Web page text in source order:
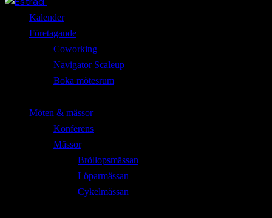
Kalender
Företagande
Coworking
Navigator Scaleup
Boka mötesrum
Möten & mässor
Konferens
Mässor
Bröllopsmässan
Löparmässan
Cykelmässan